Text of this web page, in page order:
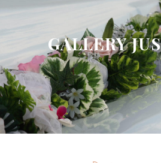
GALLERY